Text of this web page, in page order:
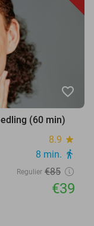
favorite_border
(60 min)
8.9 star
8 min. directions_walk
Regulier €85
€39